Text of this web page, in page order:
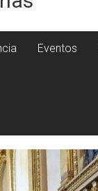
Eventos